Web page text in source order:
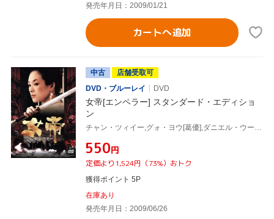
発売年月日：2009/01/21
カートへ追加
中古
店舗受取可
DVD・ブルーレイ
DVD
女帝[エンペラー] スタンダード・エディショ
ン
¥550円
定価より1,524円（73%）おトク
獲得ポイント 5P
在庫あり
発売年月日：2009/06/26